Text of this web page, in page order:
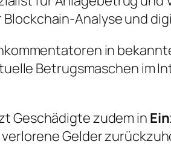
Blockchain-Analyse und
in
Betrugsmaschen im
Geschädigte zudem in
Gelder